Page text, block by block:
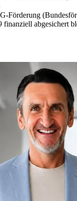
Förderung
finanziell abgesichert